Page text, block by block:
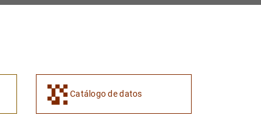
Catálogo de datos